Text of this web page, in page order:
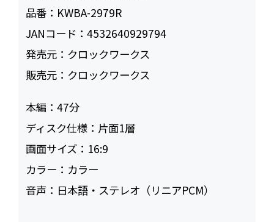
品番： KWBA-2979R
JANコード：4532640929794
発売元： クロックワークス
販売元： クロックワークス
本編：47
ディスク仕様： 片面1層
画面サイズ： 16:9
カラー： カラー
音声： 日本語・ステレオ（リニアPCM）